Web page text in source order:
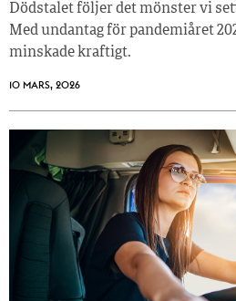
Dödstalet följer det mönster vi
Med undantag för pandemiåret
minskade kraftigt.
10 MARS, 2026